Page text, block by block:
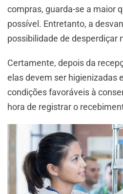
compras, guarda-se a maior
possível. Entretanto, a
possibilidade de desperdiçar
Certamente, depois da
elas devem ser higienizadas
condições favoráveis à
hora de registrar o